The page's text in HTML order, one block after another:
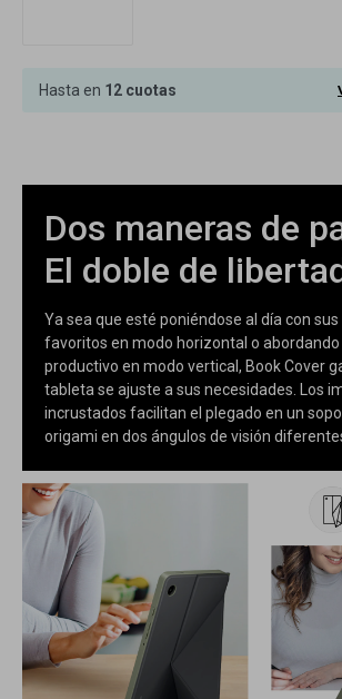
Hasta en 12 cuotas
Dos maneras de
El doble de
Ya sea que esté poniéndose al día con
favoritos en modo horizontal o abordando
productivo en modo vertical, Book Cover
tableta se ajuste a sus necesidades. Los
incrustados facilitan el plegado en un
origami en dos ángulos de visión